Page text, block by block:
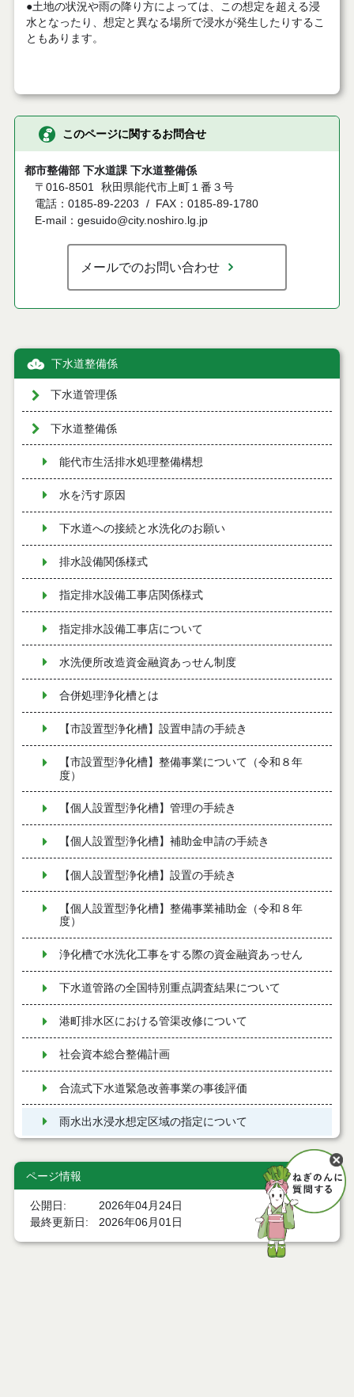
●土地の状況や雨の降り方によっては、この想定を超える浸
水となったり、想定と異なる場所で浸水が発生したりするこ
ともあります。
このページに関するお問合せ
都市整備部 下水道課 下水道整備係
〒016-8501
秋田県能代市上町１番３号
電話：0185-89-2203
FAX：0185-89-1780
E-mail：gesuido@city.noshiro.lg.jp
メールでのお問い合わせ
下水道整備係
下水道管理係
下水道整備係
能代市生活排水処理整備構想
水を汚す原因
下水道への接続と水洗化のお願い
排水設備関係様式
指定排水設備工事店関係様式
指定排水設備工事店について
水洗便所改造資金融資あっせん制度
合併処理浄化槽とは
【市設置型浄化槽】設置申請の手続き
【市設置型浄化槽】整備事業について（令和８年
度）
【個人設置型浄化槽】管理の手続き
【個人設置型浄化槽】補助金申請の手続き
【個人設置型浄化槽】設置の手続き
【個人設置型浄化槽】整備事業補助金（令和８年
度）
浄化槽で水洗化工事をする際の資金融資あっせん
下水道管路の全国特別重点調査結果について
港町排水区における管渠改修について
社会資本総合整備計画
合流式下水道緊急改善事業の事後評価
雨水出水浸水想定区域の指定について
ページ情報
公開日
2026年04月24日
最終更新日
2026年06月01日